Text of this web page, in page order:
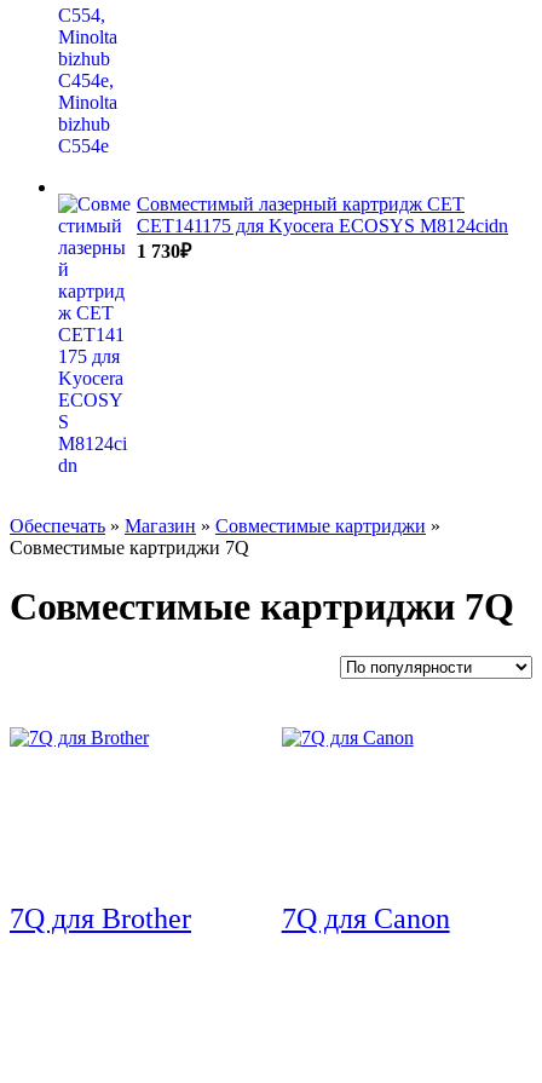
Совместимый лазерный картридж CET
CET141175 для Kyocera ECOSYS M8124cidn
1 730₽
Обеспечать » Магазин » Совместимые картриджи »
Совместимые картриджи 7Q
Совместимые картриджи 7Q
7Q для Brother 7Q для Canon